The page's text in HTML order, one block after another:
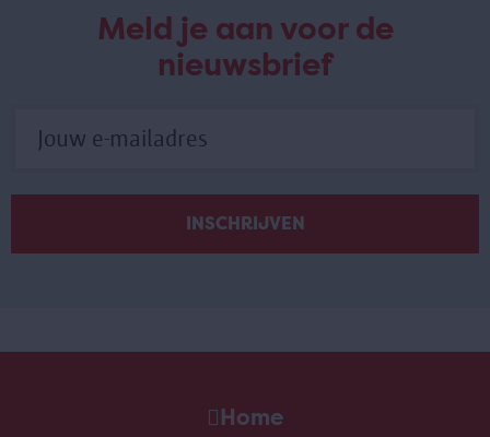
Meld je aan voor de
nieuwsbrief
Home